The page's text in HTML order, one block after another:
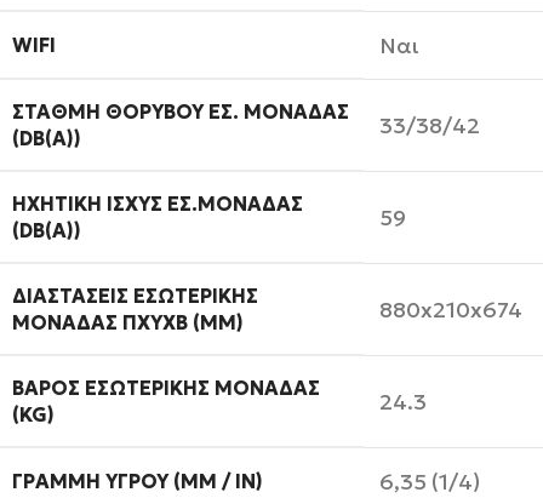
WIFI Ναι
ΣΤΆΘΜΗ ΘΟΡΎΒΟΥ ΕΣ. ΜΟΝΆΔΑΣ
(DB(A))
33/38/42
ΗΧΗΤΙΚΉ ΙΣΧΎΣ ΕΣ.ΜΟΝΆΔΑΣ
(DB(A))
59
ΔΙΑΣΤΆΣΕΙΣ ΕΣΩΤΕΡΙΚΉΣ
ΜΟΝΆΔΑΣ ΠXΥXΒ (MM)
880x210x674
ΒΆΡΟΣ ΕΣΩΤΕΡΙΚΉΣ ΜΟΝΆΔΑΣ
(KG)
24.3
ΓΡΑΜΜΉ ΥΓΡΟΎ (MM / IN) 6,35 (1/4)